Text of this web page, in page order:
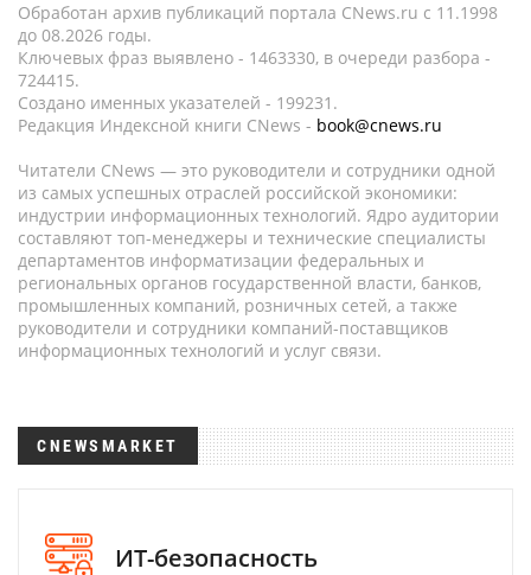
Обработан архив публикаций портала CNews.ru c 11.1998
до 08.2026 годы.
Ключевых фраз выявлено - 1463330, в очереди разбора -
724415.
Создано именных указателей - 199231.
Редакция Индексной книги CNews - book@cnews.ru
Читатели CNews — это руководители и сотрудники одной
из самых успешных отраслей российской экономики:
индустрии информационных технологий. Ядро аудитории
составляют топ-менеджеры и технические специалисты
департаментов информатизации федеральных и
региональных органов государственной власти, банков,
промышленных компаний, розничных сетей, а также
руководители и сотрудники компаний-поставщиков
информационных технологий и услуг связи.
CNEWSMARKET
ИТ-безопасность